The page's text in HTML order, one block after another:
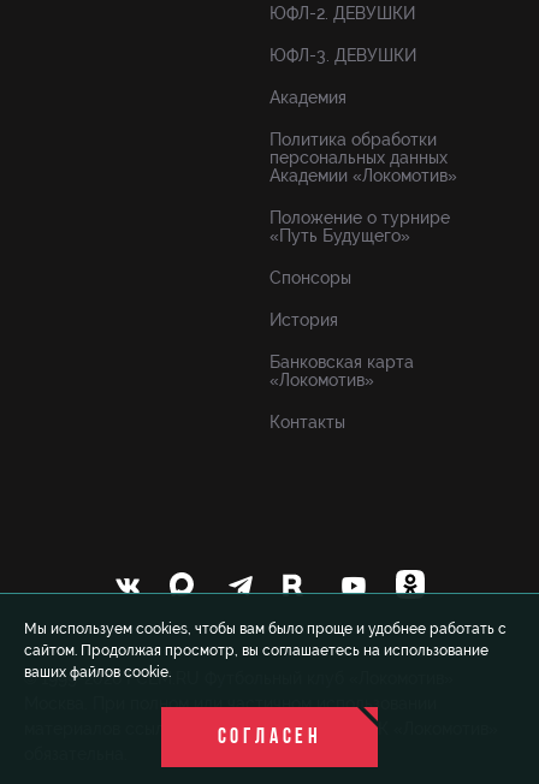
Мы используем cookies, чтобы вам было проще и удобнее работать с
сайтом. Продолжая просмотр, вы соглашаетесь на использование
ваших файлов cookie.
СОГЛАСЕН
ЮФЛ-2. ДЕВУШКИ
ЮФЛ-3. ДЕВУШКИ
Академия
Политика обработки
персональных данных
Академии «Локомотив»
Положение о турнире
«Путь Будущего»
Спонсоры
История
Банковская карта
«Локомотив»
Контакты
© 1999-2026 FCLM.RU Футбольный клуб «Локомотив»
Москва. При полном или частичном использовании
материалов ссылка на официальный сайт ФК «Локомотив»